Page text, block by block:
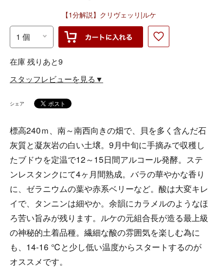
【1分解説】クリヴェッリ|ルケ
在庫 残りあと9
スタッフレビューを見る▼
シェア
標高240ｍ、南～南西向きの畑で、貝を多く含んだ石
灰質と凝灰岩の白い土壌。9月中旬に手摘みで収穫し
たブドウを定温で12～15日間アルコール発酵。ステ
ンレスタンクにて4ヶ月間熟成。バラの華やかな香り
に、ゼラニウムの葉や赤系ベリーなど。酸は大変キレ
イで、タンニンは細やか。余韻にカラメルのようなほ
ろ苦い旨みが残ります。ルケの元組合長が造る最上級
の神秘的土着品種。繊細な酸の雰囲気を楽しむ為に
も、14-16 ℃と少し低い温度からスタートするのが
オススメです。